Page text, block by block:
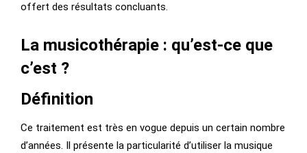
offert des résultats concluants.
La musicothérapie : qu’est-ce que
c’est ?
Définition
Ce traitement est très en vogue depuis un certain nombre
d’années. Il présente la particularité d’utiliser la musique